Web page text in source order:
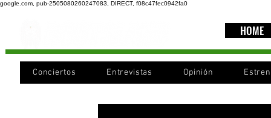
google.com, pub-2505080260247083, DIRECT, f08c47fec0942fa0
HOME
Conciertos Entrevistas Opinión